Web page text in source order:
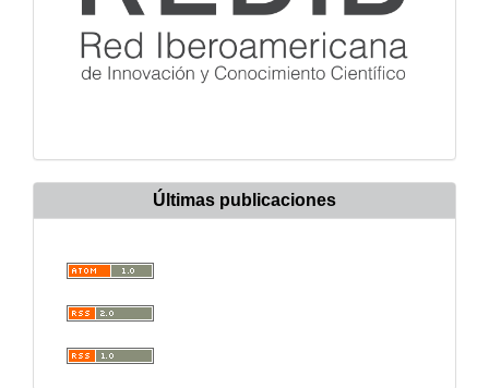
Últimas publicaciones